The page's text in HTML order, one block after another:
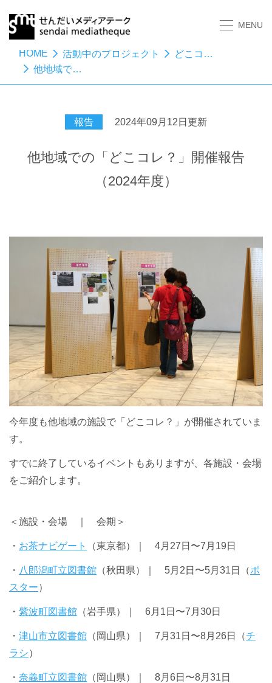
MENU
HOME 活動中のプロジェクト
どこコレ？－おしえてください昭和のセンダイ
他地域での「どこコレ？」開催報告（2024年度）
報告 2024年09月12日更新
他地域での「どこコレ？」開催報告
（2024年度）
今年度も他地域の施設で「どこコレ？」が開催されていま
す。
すでに終了しているイベントもありますが、各施設・会場
をご紹介します。
＜施設・会場 ｜ 会期＞
・ お茶ナビゲート （東京都）｜ 4月27日〜7月19日
・ 八郎潟町立図書館 （秋田県）｜ 5月2日〜5月31日（ポ
スター）
・ 紫波町図書館 （岩手県）｜ 6月1日〜7月30日
・ 津山市立図書館 （岡山県）｜ 7月31日〜8月26日（チ
ラシ）
・ 奈義町立図書館 （岡山県）｜ 8月6日〜8月31日